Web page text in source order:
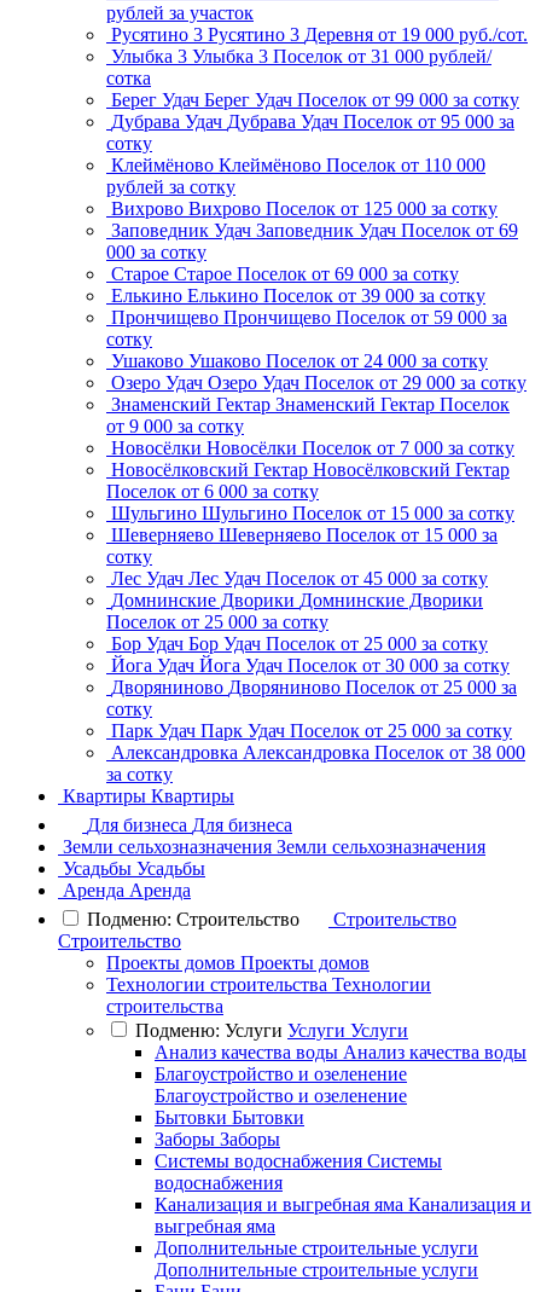
рублей за участок
Русятино 3 Русятино 3 Деревня от 19 000 руб./сот.
Улыбка 3 Улыбка 3 Поселок от 31 000 рублей/
сотка
Берег Удач Берег Удач Поселок от 99 000 за сотку
Дубрава Удач Дубрава Удач Поселок от 95 000 за
сотку
Клеймёново Клеймёново Поселок от 110 000
рублей за сотку
Вихрово Вихрово Поселок от 125 000 за сотку
Заповедник Удач Заповедник Удач Поселок от 69
000 за сотку
Старое Старое Поселок от 69 000 за сотку
Елькино Елькино Поселок от 39 000 за сотку
Прончищево Прончищево Поселок от 59 000 за
сотку
Ушаково Ушаково Поселок от 24 000 за сотку
Озеро Удач Озеро Удач Поселок от 29 000 за сотку
Знаменский Гектар Знаменский Гектар Поселок
от 9 000 за сотку
Новосёлки Новосёлки Поселок от 7 000 за сотку
Новосёлковский Гектар Новосёлковский Гектар
Поселок от 6 000 за сотку
Шульгино Шульгино Поселок от 15 000 за сотку
Шеверняево Шеверняево Поселок от 15 000 за
сотку
Лес Удач Лес Удач Поселок от 45 000 за сотку
Домнинские Дворики Домнинские Дворики
Поселок от 25 000 за сотку
Бор Удач Бор Удач Поселок от 25 000 за сотку
Йога Удач Йога Удач Поселок от 30 000 за сотку
Дворяниново Дворяниново Поселок от 25 000 за
сотку
Парк Удач Парк Удач Поселок от 25 000 за сотку
Александровка Александровка Поселок от 38 000
за сотку
Квартиры Квартиры
Для бизнеса Для бизнеса
Земли сельхозназначения Земли сельхозназначения
Усадьбы Усадьбы
Аренда Аренда
Подменю: Строительство
Строительство
Строительство
Проекты домов Проекты домов
Технологии строительства Технологии
строительства
Подменю: Услуги Услуги Услуги
Анализ качества воды Анализ качества воды
Благоустройство и озеленение
Благоустройство и озеленение
Бытовки Бытовки
Заборы Заборы
Системы водоснабжения Системы
водоснабжения
Канализация и выгребная яма Канализация и
выгребная яма
Дополнительные строительные услуги
Дополнительные строительные услуги